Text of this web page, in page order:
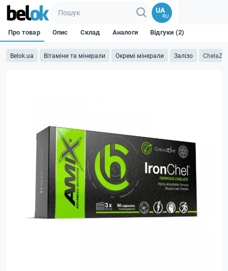
UA
RU
Belok.ua Вітаміни та мінерали Окремі мінерали Залізо
Про товар Опис Склад Аналоги Відгуки (2)